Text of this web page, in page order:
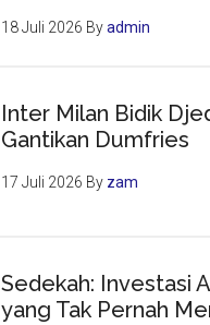
18 Juli 2026 Byadmin
Inter Milan Bidik
Gantikan Dumfries
17 Juli 2026 By zam
Sedekah: Investasi
yang Tak Pernah